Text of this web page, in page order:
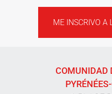
ME INSCRIVO A
COMUNIDAD